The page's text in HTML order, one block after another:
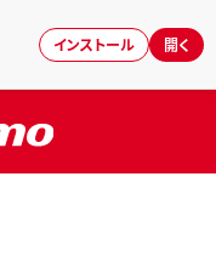
インストール 開く